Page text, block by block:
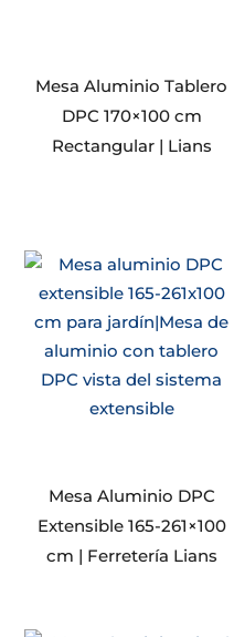
Mesa Aluminio Tablero
DPC 170×100 cm
Rectangular | Lians
Mesa Aluminio DPC
Extensible 165-261×100
cm | Ferretería Lians